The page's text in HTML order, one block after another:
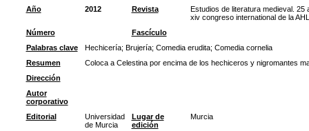
Año
2012 Revista
Estudios de literatura medieval. 25
xiv congreso international de la
Número
Fascículo
Palabras clave
Hechicería; Brujería; Comedia erudita; Comedia cornelia
Resumen
Coloca a Celestina por encima de los hechiceros y nigromantes
Dirección
Autor
corporativo
Editorial
Universidad
de Murcia
Lugar de
edición
Murcia